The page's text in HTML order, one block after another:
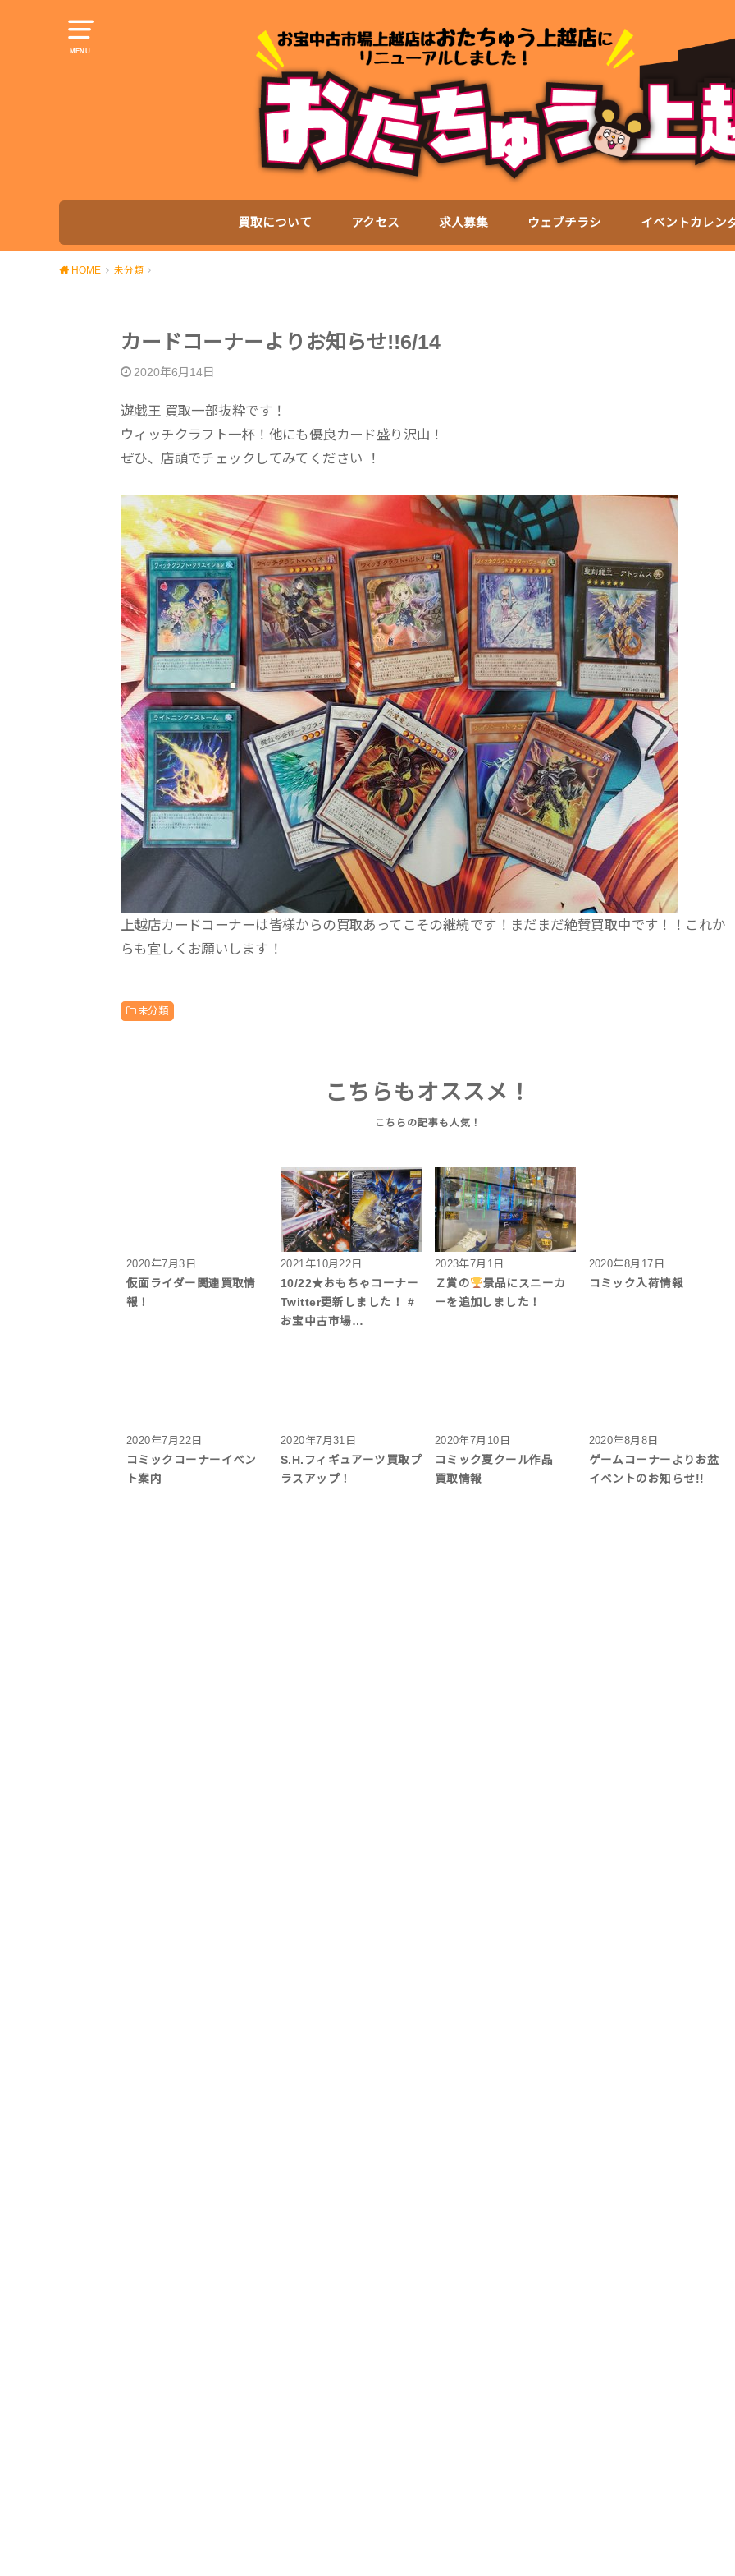
MENU
買取について アクセス 求人募集 ウェブチラシ イベントカレン
HOME 未分類
カードコーナーよりお知らせ!!6/14
2020年6月14日
遊戯王 買取一部抜粋です！
ウィッチクラフト一杯！他にも優良カード盛り沢山！
ぜひ、店頭でチェックしてみてください ！
上越店カードコーナーは皆様からの買取あってこその継続です！まだまだ絶賛買取中です！！これか
らも宜しくお願いします！
未分類
こちらもオススメ！
2020年7月3日
仮面ライダー関連買取情
報！
2021年10月22日
10/22★おもちゃコーナー
Twitter更新しました！ #
お宝中古市場…
2023年7月1日
Ｚ賞の
景品にスニーカ
ーを追加しました！
2020年8月17日
コミック入荷情報
2020年7月22日
コミックコーナーイベン
ト案内
2020年7月31日
S.H.フィギュアーツ買取プ
ラスアップ！
2020年7月10日
コミック夏クール作品
買取情報
2020年8月8日
ゲームコーナーよりお盆
イベントのお知らせ!!